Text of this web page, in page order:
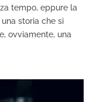
tempo, eppure la
storia che si
ovviamente, una